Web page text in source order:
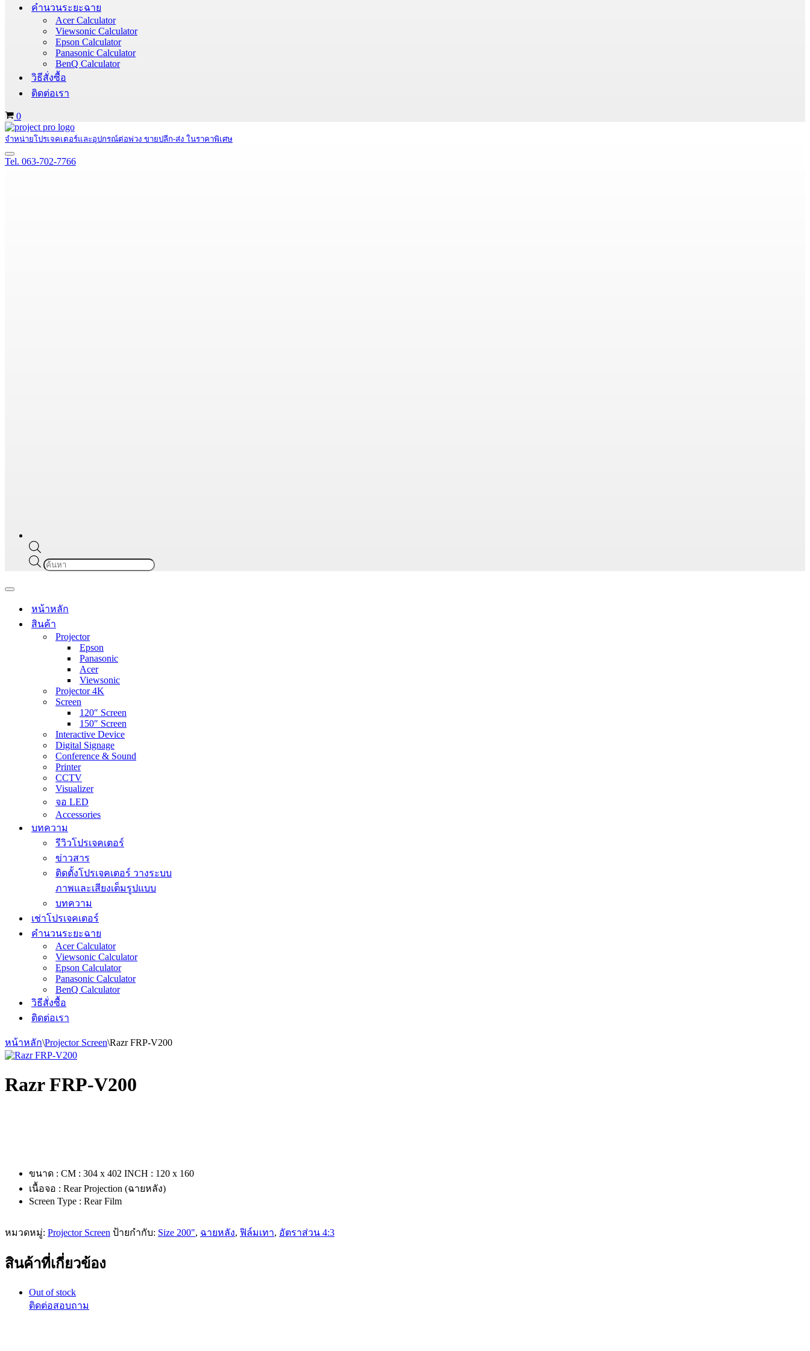
คำนวนระยะฉาย
Acer Calculator
Viewsonic Calculator
Epson Calculator
Panasonic Calculator
BenQ Calculator
วิธีสั่งซื้อ
ติดต่อเรา
Cart
0
จำหน่ายโปรเจคเตอร์และอุปกรณ์ต่อพ่วง ขายปลีก-ส่ง ในราคาพิเศษ
Navigation
Menu
Tel. 063-702-7766
Products
search
Navigation
หน้าหลัก
สินค้า
Projector
Epson
Panasonic
Acer
Viewsonic
Projector 4K
Screen
120″ Screen
150″ Screen
Interactive Device
Digital Signage
Conference & Sound
Printer
CCTV
Visualizer
จอ LED
Accessories
บทความ
รีวิวโปรเจคเตอร์
ข่าวสาร
ติดตั้งโปรเจคเตอร์ วางระบบ
ภาพและเสียงเต็มรูปแบบ
บทความ
เช่าโปรเจคเตอร์
คำนวนระยะฉาย
Acer Calculator
Viewsonic Calculator
Epson Calculator
Panasonic Calculator
BenQ Calculator
วิธีสั่งซื้อ
ติดต่อเรา
หน้าหลัก\Projector Screen\Razr FRP-V200
Razr FRP-V200
ขนาด : CM : 304 x 402 INCH : 120 x 160
เนื้อจอ : Rear Projection (ฉายหลัง)
Screen Type : Rear Film
หมวดหมู่: Projector Screen ป้ายกำกับ: Size 200", ฉายหลัง, ฟิล์มเทา, อัตราส่วน 4:3
สินค้าที่เกี่ยวข้อง
Out of stock